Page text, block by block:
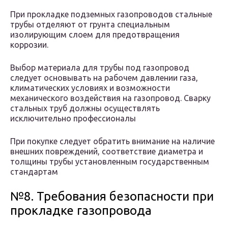
При прокладке подземных газопроводов стальные
трубы отделяют от грунта специальным
изолирующим слоем для предотвращения
коррозии.
Выбор материала для трубы под газопровод
следует основывать на рабочем давлении газа,
климатических условиях и возможности
механического воздействия на газопровод. Сварку
стальных труб должны осуществлять
исключительно профессионалы
При покупке следует обратить внимание на наличие
внешних повреждений, соответствие диаметра и
толщины трубы установленным государственным
стандартам
№8. Требования безопасности при
прокладке газопровода